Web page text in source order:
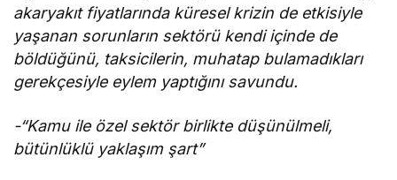
akaryakıt fiyatlarında küresel krizin de etkisiyle
yaşanan sorunların sektörü kendi içinde de
böldüğünü, taksicilerin, muhatap bulamadıkları
gerekçesiyle eylem yaptığını savundu.
-“Kamu ile özel sektör birlikte düşünülmeli,
bütünlüklü yaklaşım şart”